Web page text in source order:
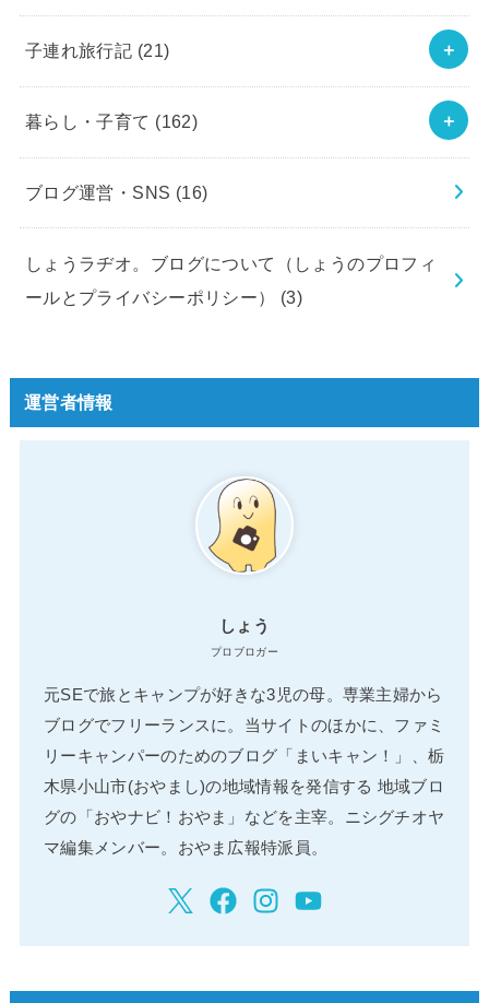
子連れ旅行記 (21)
暮らし・子育て (162)
ブログ運営・SNS (16)
しょうラヂオ。ブログについて（しょうのプロフィ
ールとプライバシーポリシー） (3)
運営者情報
しょう
プロブロガー
元SEで旅とキャンプが好きな3児の母。専業主婦から
ブログでフリーランスに。当サイトのほかに、ファミ
リーキャンパーのためのブログ「まいキャン！」、栃
木県小山市(おやまし)の地域情報を発信する 地域ブロ
グの「おやナビ！おやま」などを主宰。ニシグチオヤ
マ編集メンバー。おやま広報特派員。